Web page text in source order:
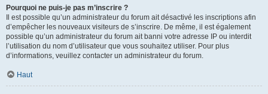
Pourquoi ne puis-je pas m’inscrire ?
Il est possible qu’un administrateur du forum ait désactivé les inscriptions afin
d’empêcher les nouveaux visiteurs de s’inscrire. De même, il est également
possible qu’un administrateur du forum ait banni votre adresse IP ou interdit
l’utilisation du nom d’utilisateur que vous souhaitez utiliser. Pour plus
d’informations, veuillez contacter un administrateur du forum.
Haut